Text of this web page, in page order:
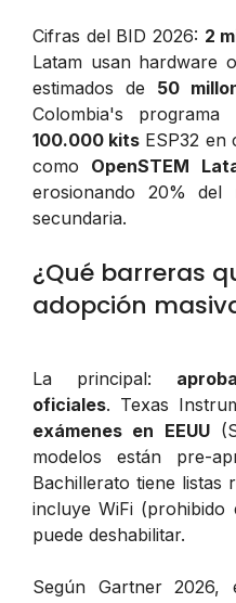
Cifras del BID 2026: 2
Latam usan hardware
estimados de 50
Colombia's
100.000 kits ESP32 en
como OpenSTEM
erosionando 20% del
secundaria.
¿Qué barreras
adopción
La principal:
oficiales. Texas
exámenes en EEUU
modelos están pre-
Bachillerato tiene listas
incluye WiFi (prohibido
puede deshabilitar.
Según Gartner